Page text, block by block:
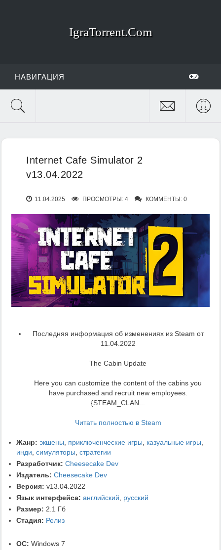
IgraTorrent.Com
НАВИГАЦИЯ
Internet Cafe Simulator 2
v13.04.2022
11.04.2025 ПРОСМОТРЫ: 4 КОММЕНТЫ: 0
Последняя информация об изменениях из Steam от
11.04.2022
The Cabin Update
Here you can customize the content of the cabins you
have purchased and recruit new employees.
{STEAM_CLAN...
Читать полностью в Steam
Жанр: экшены приключенческие игры казуальные игры
инди симуляторы стратегии
Разработчик: Cheesecake Dev
Издатель: Cheesecake Dev
Версия: v13.04.2022
Язык интерфейса: английский
русский
Размер: 2.1 Гб
Стадия: Релиз
ОС: Windows 7